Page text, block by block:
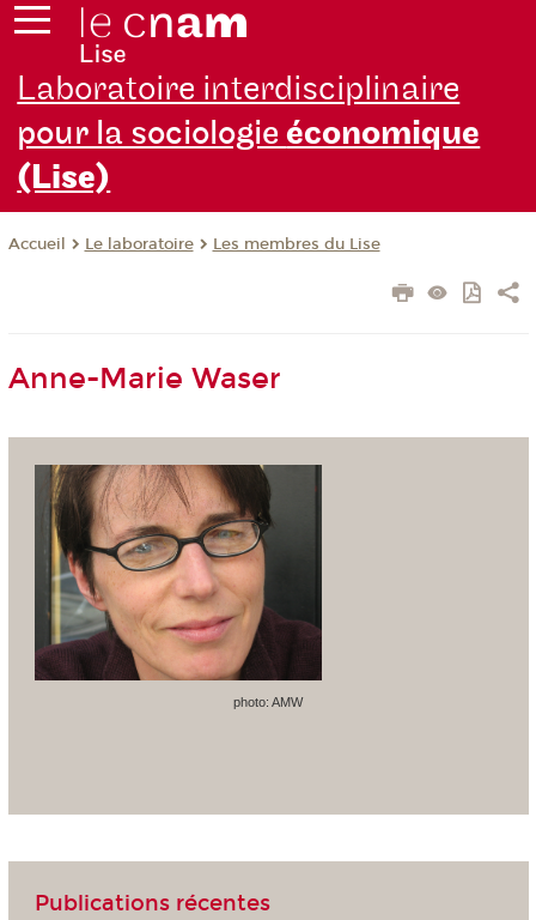
Laboratoire interdisciplinaire
pour la sociologieéconomique
(Lise)
Accueil Le laboratoire Les membres du Lise
Anne-Marie Waser
photo: AMW
Publications récentes